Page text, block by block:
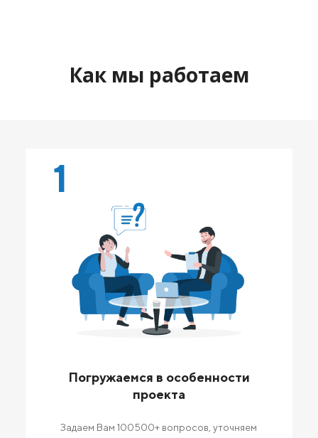
Как мы работаем
1
Погружаемся в особенности
проекта
Задаем Вам 100500+ вопросов, уточняем